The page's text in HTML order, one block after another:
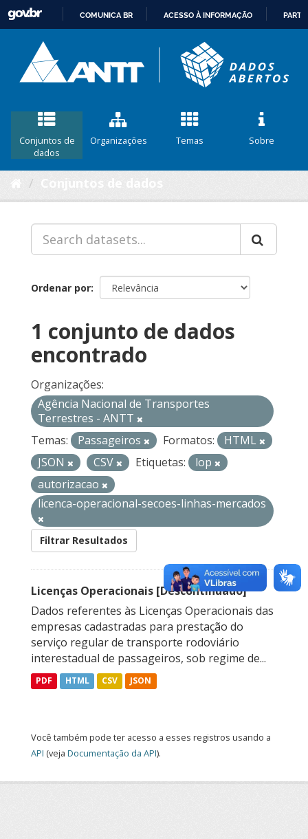
CONTEÚDO
COMUNICA BR ACESSO À INFORMAÇÃO
Conjuntos de
dados
Organizações Temas Sobre
Ordenar por
1 conjunto de dados
encontrado
Organizações:
Agência Nacional de Transportes
Terrestres - ANTT
Temas:
Passageiros Formatos:
HTML
JSON
CSV Etiquetas:
lop
autorizacao
licenca-operacional-secoes-linhas-mercados
Filtrar Resultados
Licenças Operacionais [Descontinuado]
Dados referentes às Licenças Operacionais das
empresas cadastradas para prestação do
serviço regular de transporte rodoviário
interestadual de passageiros, sob regime de...
PDF HTML CSV JSON
Você também pode ter acesso a esses registros usando a
API (veja Documentação da API).